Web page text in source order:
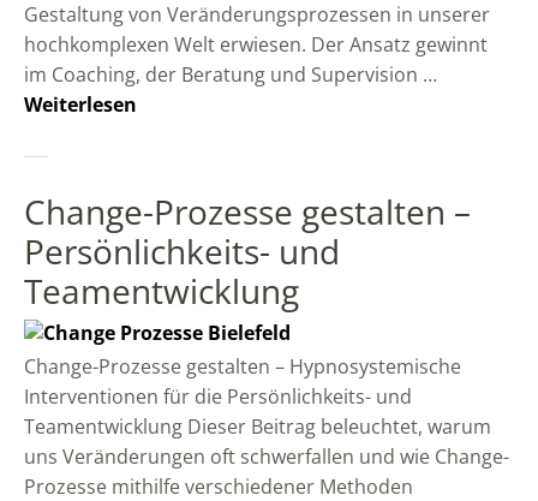
Gestaltung von Veränderungsprozessen in unserer
hochkomplexen Welt erwiesen. Der Ansatz gewinnt
im Coaching, der Beratung und Supervision …
Weiterlesen
Change-Prozesse gestalten –
Persönlichkeits- und
Teamentwicklung
Change-Prozesse gestalten – Hypnosystemische
Interventionen für die Persönlichkeits- und
Teamentwicklung Dieser Beitrag beleuchtet, warum
uns Veränderungen oft schwerfallen und wie Change-
Prozesse mithilfe verschiedener Methoden